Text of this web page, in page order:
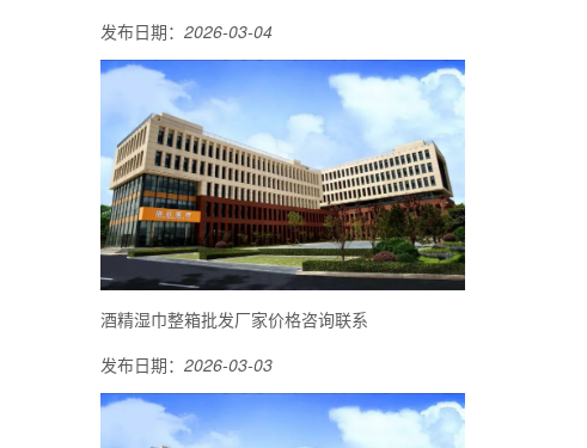
发布日期： 2026-03-04
酒精湿巾整箱批发厂家价格咨询联系
发布日期： 2026-03-03